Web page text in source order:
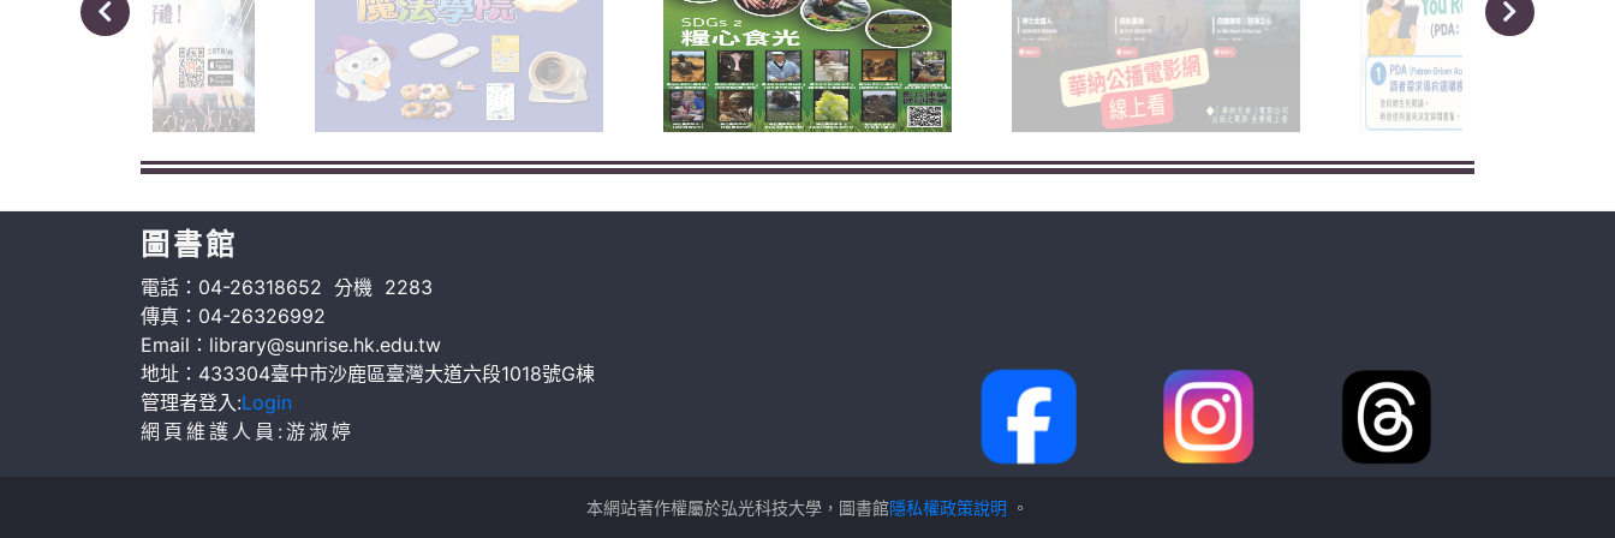
圖書館
電話：04-26318652 分機 2283
傳真：04-26326992
Email：library@sunrise.hk.edu.tw
地址：433304臺中市沙鹿區臺灣大道六段1018號G棟
管理者登入:Login
網頁維護人員:游淑婷
本網站著作權屬於弘光科技大學，圖書館隱私權政策說明 。